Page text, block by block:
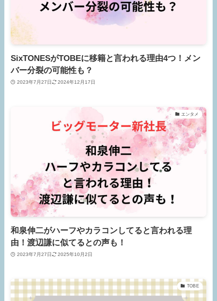
SixTONESがTOBEに移籍と言われる理由4つ！メン
バー分裂の可能性も？
2023年7月27日 2024年12月17日
エンタメ
和泉伸二がハーフやカラコンしてると言われる理
由！渡辺謙に似てるとの声も！
2023年7月27日 2025年10月2日
TOBE